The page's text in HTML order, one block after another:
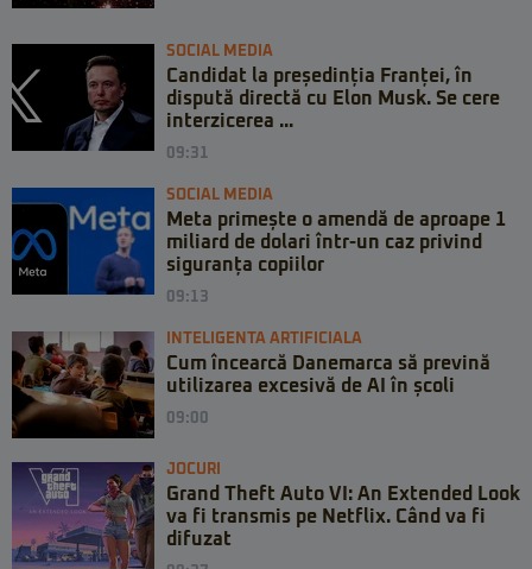
SOCIAL MEDIA
Candidat la președinția Franței, în
dispută directă cu Elon Musk. Se cere
interzicerea ...
09:31
SOCIAL MEDIA
Meta primește o amendă de aproape 1
miliard de dolari într-un caz privind
siguranța copiilor
09:13
INTELIGENTA ARTIFICIALA
Cum încearcă Danemarca să prevină
utilizarea excesivă de AI în școli
09:00
JOCURI
Grand Theft Auto VI: An Extended Look
va fi transmis pe Netflix. Când va fi
difuzat